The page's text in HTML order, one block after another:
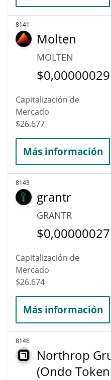
8141
Molten
MOLTEN
$0,00000029
Capitalización de
Mercado
$26.677
Más información
8143
grantr
GRANTR
$0,00000027
Capitalización de
Mercado
$26.674
Más información
8146
Northrop
(Ondo